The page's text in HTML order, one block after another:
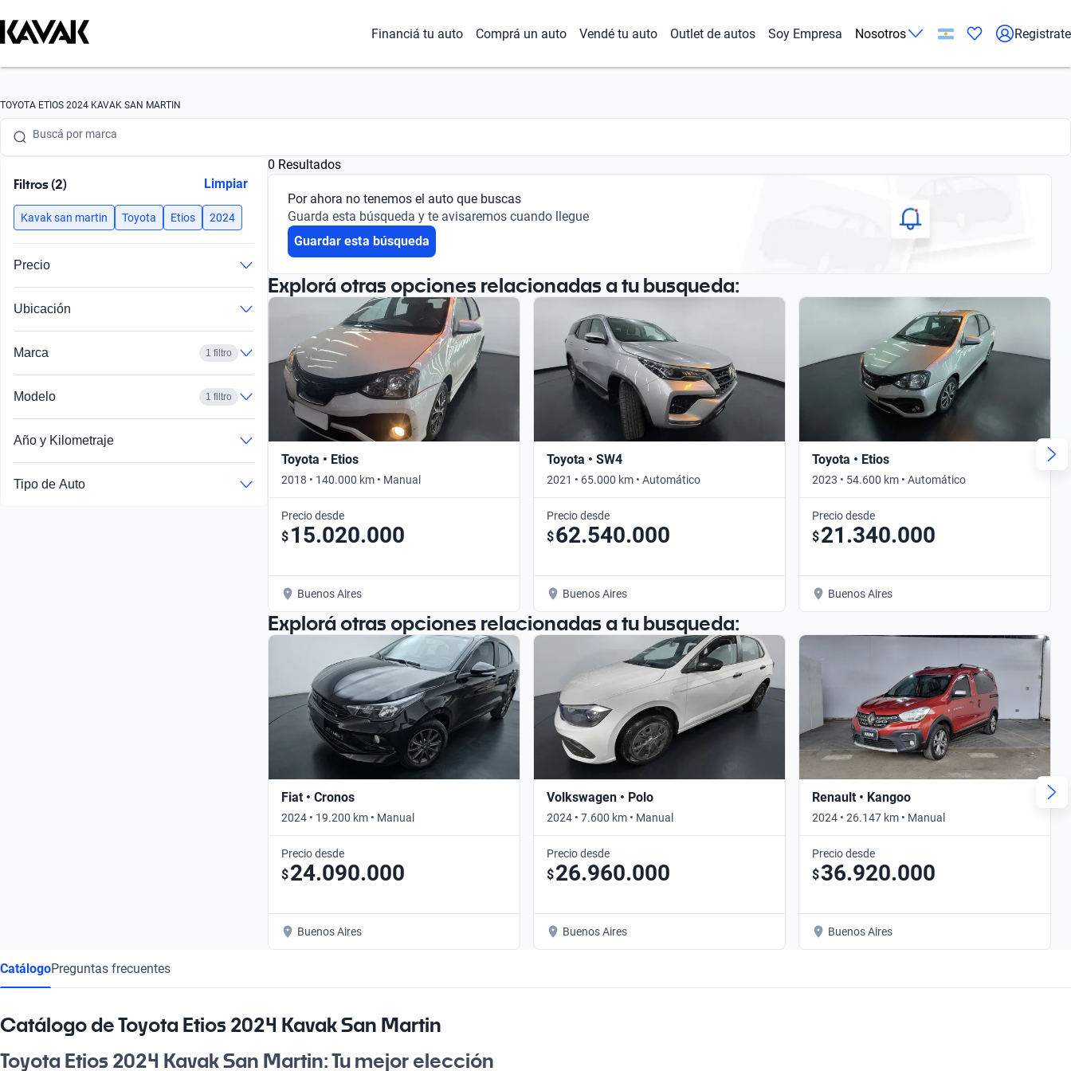
Financiá tu auto Comprá un auto Vendé tu auto Outlet de autos Soy Empresa Nosotros Registrate
TOYOTA ETIOS 2024 KAVAK SAN MARTIN
Buscá por marca
Buscá por modelo
Buscá por año
Buscá por marca
Buscá por versión
Buscá por año
Filtros (2) Limpiar
Kavak san martin Toyota Etios 2024
Precio
Ubicación
Marca 1 filtro
Modelo 1 filtro
Año y Kilometraje
Tipo de Auto
0 Resultados
Por ahora no tenemos el auto que buscas
Guarda esta búsqueda y te avisaremos cuando llegue
Guardar esta búsqueda
Explorá otras opciones relacionadas a tu busqueda:
Toyota • Etios
2018 • 140.000 km • Manual
Precio desde
$ 15.020.000
Buenos Aires
Toyota • SW4
2021 • 65.000 km • Automático
Precio desde
$62.540.000
Buenos Aires
Toyota • Etios
2023 • 54.600 km • Automático
Precio desde
$21.340.000
Buenos Aires
Explorá otras opciones relacionadas a tu busqueda:
Fiat • Cronos
2024 • 19.200 km • Manual
Precio desde
$24.090.000
Buenos Aires
Volkswagen • Polo
2024 • 7.600 km • Manual
Precio desde
$26.960.000
Buenos Aires
Renault • Kangoo
2024 • 26.147 km • Manual
Precio desde
$36.920.000
Buenos Aires
CatálogoPreguntas frecuentes
Catálogo de Toyota Etios 2024 Kavak San Martin
Toyota Etios 2024 Kavak San Martin: Tu mejor elección